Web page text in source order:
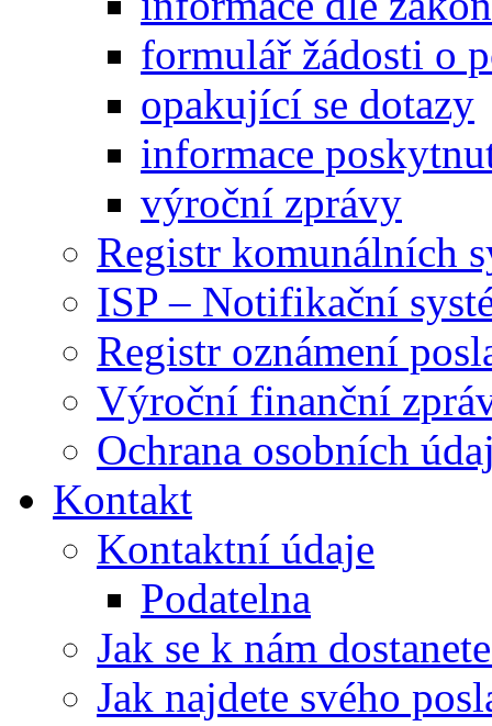
formulář žádosti o
opakující se dotazy
informace
výroční zprávy
Registr komunálních
ISP – Notifikační
Registr oznámení
Výroční finanční
Ochrana osobních
Kontakt
Kontaktní údaje
Podatelna
Jak se k nám
Jak najdete svého